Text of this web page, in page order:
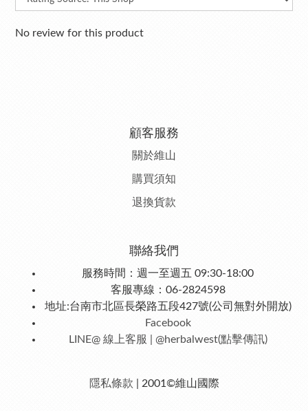
No review for this product
顧客服務
關於維山
購買須知
退換貨款
聯絡我們
服務時間：週一至週五 09:30-18:00
客服專線：06-2824598
地址:台南市北區長榮路五段427號(公司無對外開放)
Facebook
LINE@ 線上客服 | @herbalwest(點擊傳訊)
隱私條款 | 2001©維山國際